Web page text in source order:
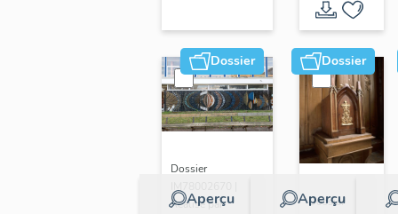
Dossier
Aperçu
Dossier
IM78002670 |
Réalisé par
Dossier
Aperçu
Dossier